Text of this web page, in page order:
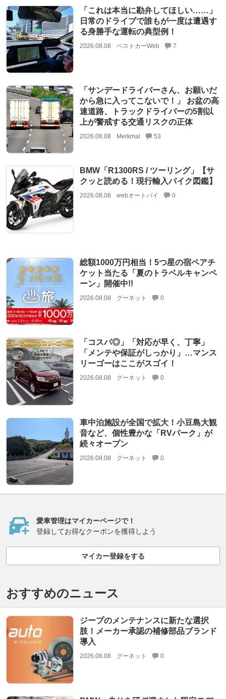
「これは本当に勘弁してほしい……」
日常のドライブで誰もが一度は遭遇す
る身勝手な運転の典型例！
2026.08.08 ベストカーWeb 7
「サンデードライバーさん、お願いだ
から急に入ってこないで！」 お盆の高
速道路、トラックドライバーの5割以
上が警戒する交通リスクの正体
2026.08.08 Merkmal 53
BMW「R1300RS / ツーリング」【サ
クッと読める！現行輸入バイク図鑑】
2026.08.08 webオートバイ 0
総額1000万円相当！5つ星の宿ペアチ
ケット当たる「夏のトラベルキャンペ
ーン」開催中!!
2026.08.08 グーネット 0
「コスパ◎」「対応が早く、丁寧」
「メンテや保証がしっかり」…マンス
リーゴーはここがスゴイ！
2026.08.08 グーネット 0
車中泊施設が全国で拡大！小豆島大観
音など、個性豊かな「RVパーク」が
続々オープン
2026.08.08 グーネット 0
愛車管理はマイカーページで！
登録してお得なクーポンを獲得しよう
マイカー登録をする
おすすめのニュース
ジープのメンテナンスに新たな選択
肢！メーカー承認の補修部品ブランド
導入
2026.08.08 グーネット 0